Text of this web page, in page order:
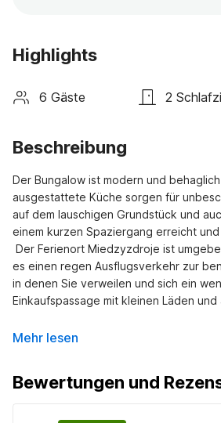
Highlights
6 Gäste 2
Beschreibung
Der Bungalow ist modern und
ausgestattete Küche sorgen für
auf dem lauschigen Grundstück und
einem kurzen Spaziergang erreicht
es einen regen Ausflugsverkehr zur
in denen Sie verweilen und sich ein
Einkaufspassage mit kleinen Läden
Mehr lesen
Bewertungen und